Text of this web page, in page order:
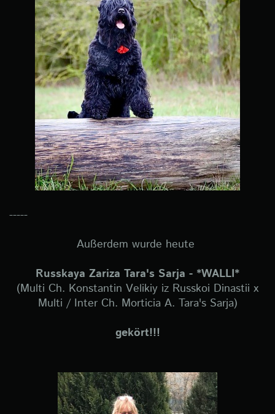
-----
Außerdem wurde heute
Russkaya Zariza Tara's Sarja - *WALLI*
(Multi Ch. Konstantin Velikiy iz Russkoi Dinastii x
Multi / Inter Ch. Morticia A. Tara's Sarja)
gekört!!!